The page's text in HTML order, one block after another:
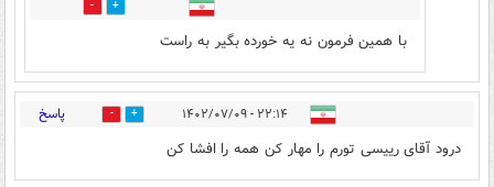
0
با همین فرمون نه یه خورده بگیر به راست
۲۲:۱۴ - ۱۴۰۲/۰۷/۰۹ 0 پاسخ
درود آقای رییسی تورم را مهار کن همه را افشا کن